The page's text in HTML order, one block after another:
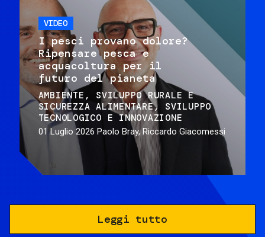
VIDEO
I pesci provano dolore?
Ripensare pesca e
acquacoltura per il
futuro del pianeta
AMBIENTE
SVILUPPO RURALE E
SICUREZZA ALIMENTARE
SVILUPPO
TECNOLOGICO E INNOVAZIONE
01 Luglio 2026 Paolo Bray, Riccardo Giacomessi
Leggi tutto